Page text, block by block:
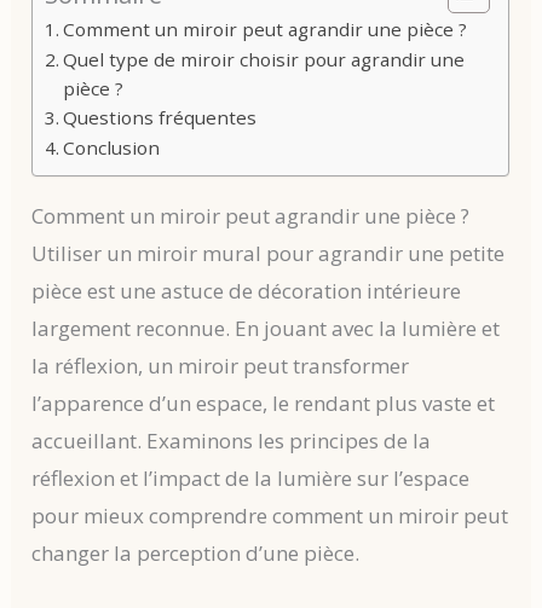
Comment un miroir peut agrandir une pièce ?
Quel type de miroir choisir pour agrandir une
pièce ?
Questions fréquentes
Conclusion
Comment un miroir peut agrandir une pièce ?
Utiliser un miroir mural pour agrandir une petite
pièce est une astuce de décoration intérieure
largement reconnue. En jouant avec la lumière et
la réflexion, un miroir peut transformer
l’apparence d’un espace, le rendant plus vaste et
accueillant. Examinons les principes de la
réflexion et l’impact de la lumière sur l’espace
pour mieux comprendre comment un miroir peut
changer la perception d’une pièce.